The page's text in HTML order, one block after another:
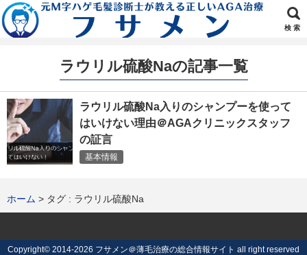
検 索
ホーム タグ : ラウリル硫酸Na
ラウリル硫酸Naの記事一覧
ラウリル硫酸Na入りのシャンプーを使って
はいけない理由＠AGAクリニックスタッフ
の証言
基本情報
Copyright© 2014-2026 フサメン＠薄毛治療の総合情報サイト all right reserved